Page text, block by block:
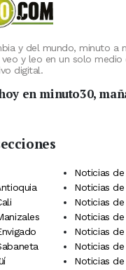
y del mundo, minuto a
y leo en un solo medio
digital.
en minuto30,
Noticias
Noticias
Noticias
Noticias
Noticias de
Noticias
Noticias